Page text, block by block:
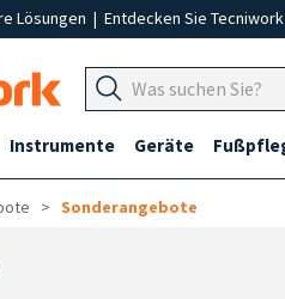
Lösungen | Entdecken Sie
Instrumente Geräte
Sonderangebote